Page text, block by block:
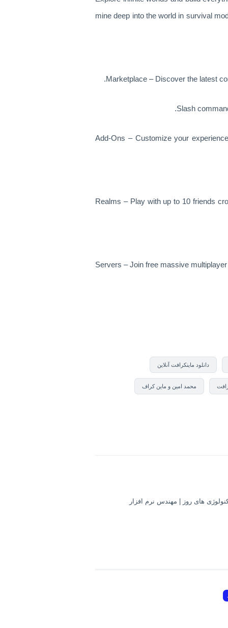
mine deep into the world in survival
Marketplace – Discover the latest
Slash
Add-Ons – Customize your
Realms – Play with up to 10 friends
Servers – Join free massive
دانلود ماینکرافت آنلاین
محمد امین و ماین کراف
های روز | مهندس نرم افزار